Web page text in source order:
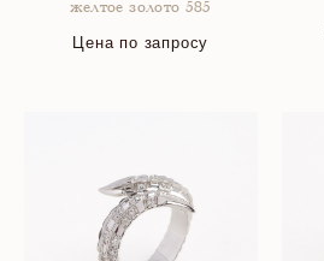
желтое золото 585
Цена по запросу